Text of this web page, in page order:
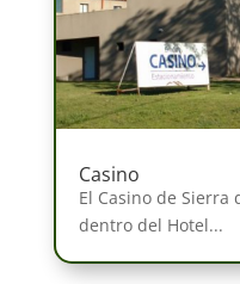
Casino
El Casino de Sierra
dentro del Hotel...